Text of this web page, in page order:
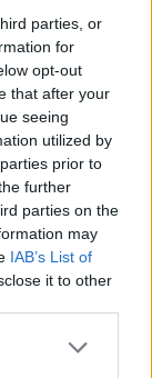
parties, or
for
opt-out
that after your
seeing
utilized by
prior to
further
parties on the
may
IAB’s List of
it to other